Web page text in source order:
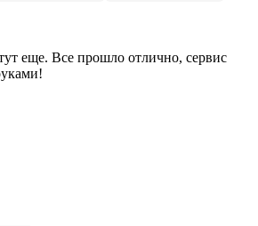
еще. Все прошло отлично, сервис